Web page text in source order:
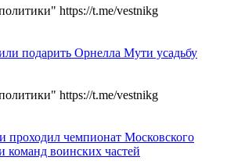
https://t.me/vestnikg
подарить Орнелла Мути усадьбу
https://t.me/vestnikg
проходил чемпионат Московского
команд воинских частей